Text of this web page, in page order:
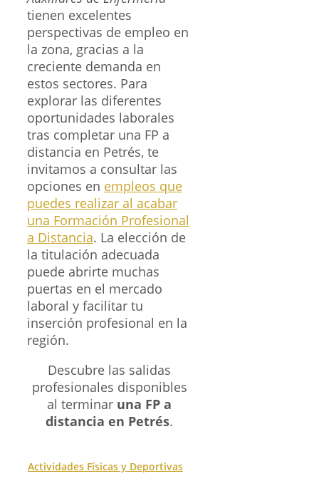
tienen excelentes
perspectivas de empleo en
la zona, gracias a la
creciente demanda en
estos sectores. Para
explorar las diferentes
oportunidades laborales
tras completar una FP a
distancia en Petrés, te
invitamos a consultar las
opciones en empleos que
puedes realizar al acabar
una Formación Profesional
a Distancia. La elección de
la titulación adecuada
puede abrirte muchas
puertas en el mercado
laboral y facilitar tu
inserción profesional en la
región.
Descubre las salidas
profesionales disponibles
al terminar una FP a
distancia en Petrés.
Actividades Físicas y Deportivas